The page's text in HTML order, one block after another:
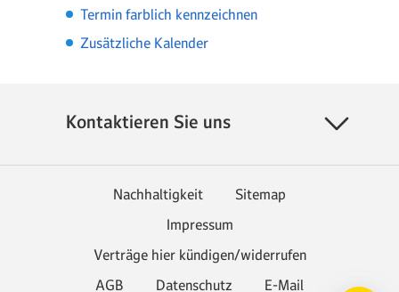
Termin farblich kennzeichnen
Zusätzliche Kalender
Kontaktieren Sie uns
Nachhaltigkeit
Sitemap
Impressum
Verträge hier kündigen/widerrufen
AGB
Datenschutz E-Mail